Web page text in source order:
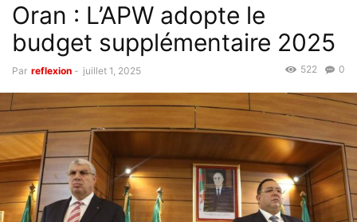
Oran : L’APW adopte le
budget supplémentaire 2025
Par reflexion - juillet 1, 2025 0
522